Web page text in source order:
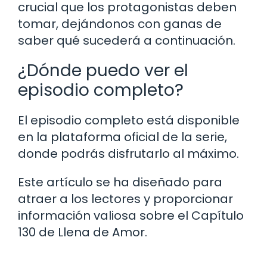
crucial que los protagonistas deben
tomar, dejándonos con ganas de
saber qué sucederá a continuación.
¿Dónde puedo ver el
episodio completo?
El episodio completo está disponible
en la plataforma oficial de la serie,
donde podrás disfrutarlo al máximo.
Este artículo se ha diseñado para
atraer a los lectores y proporcionar
información valiosa sobre el Capítulo
130 de Llena de Amor.